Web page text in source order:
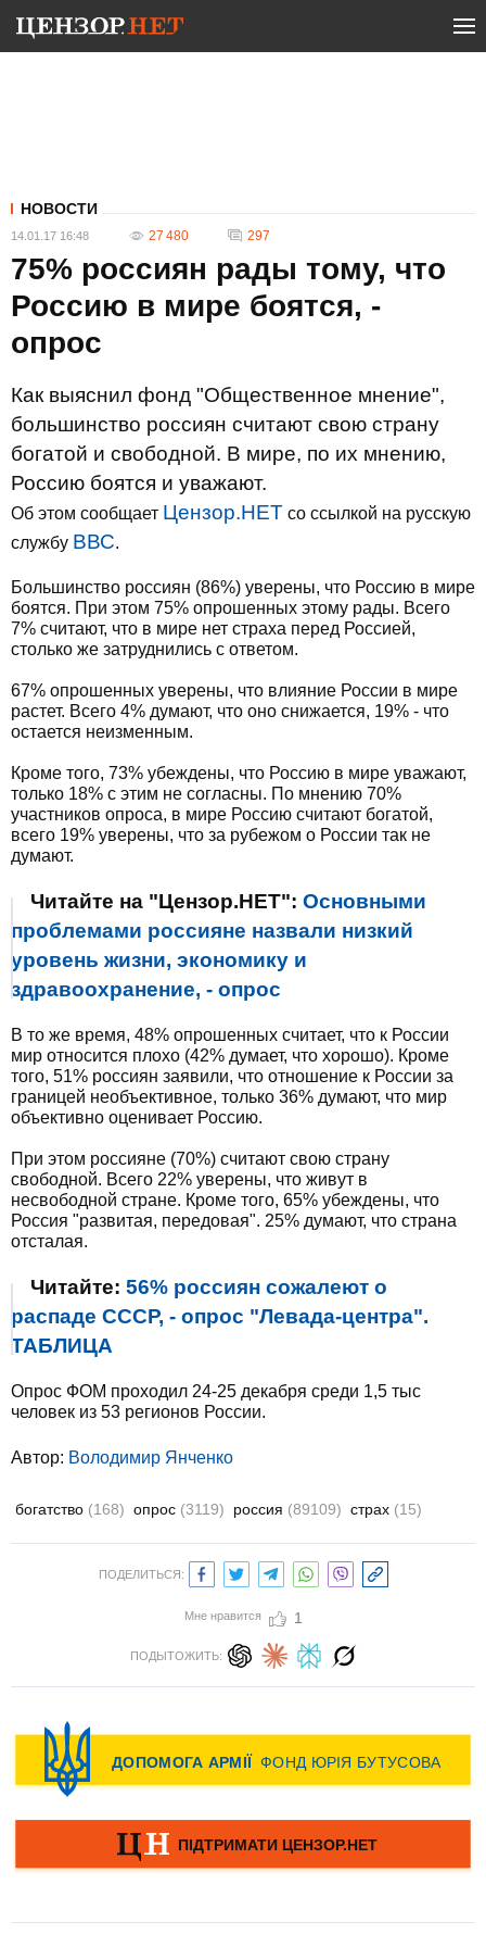
НОВОСТИ
14.01.17 16:48 27 480 297
75% россиян рады тому, что
Россию в мире боятся, -
опрос
Как выяснил фонд "Общественное мнение",
большинство россиян считают свою страну
богатой и свободной. В мире, по их мнению,
Россию боятся и уважают.
Об этом сообщает Цензор.НЕТ со ссылкой на русскую
службу ВВС.
Большинство россиян (86%) уверены, что Россию в мире
боятся. При этом 75% опрошенных этому рады. Всего
7% считают, что в мире нет страха перед Россией,
столько же затруднились с ответом.
67% опрошенных уверены, что влияние России в мире
растет. Всего 4% думают, что оно снижается, 19% - что
остается неизменным.
Кроме того, 73% убеждены, что Россию в мире уважают,
только 18% с этим не согласны. По мнению 70%
участников опроса, в мире Россию считают богатой,
всего 19% уверены, что за рубежом о России так не
думают.
Читайте на "Цензор.НЕТ": Основными
проблемами россияне назвали низкий
уровень жизни, экономику и
здравоохранение, - опрос
В то же время, 48% опрошенных считает, что к России
мир относится плохо (42% думает, что хорошо). Кроме
того, 51% россиян заявили, что отношение к России за
границей необъективное, только 36% думают, что мир
объективно оценивает Россию.
При этом россияне (70%) считают свою страну
свободной. Всего 22% уверены, что живут в
несвободной стране. Кроме того, 65% убеждены, что
Россия "развитая, передовая". 25% думают, что страна
отсталая.
Читайте: 56% россиян сожалеют о
распаде СССР, - опрос "Левада-центра".
ТАБЛИЦА
Опрос ФОМ проходил 24-25 декабря среди 1,5 тыс
человек из 53 регионов России.
Автор: Володимир Янченко
богатство (168) опрос (3119) россия (89109) страх (15)
ПОДЕЛИТЬСЯ:
Мне нравится 1
ПОДЫТОЖИТЬ: